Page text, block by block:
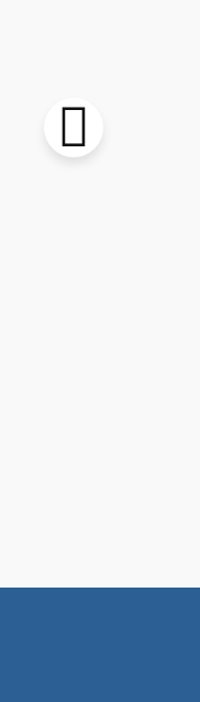
livré avant